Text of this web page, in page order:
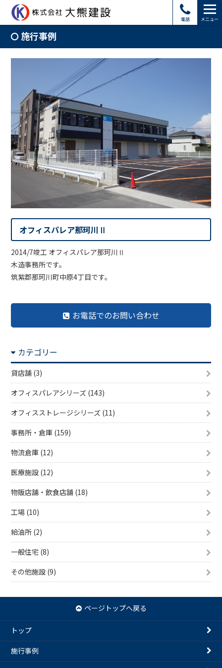
電話 メニュー
施行事例
オフィスパレア那珂川Ⅱ
2014/7竣工 オフィスパレア那珂川Ⅱ
木造事務所です。
筑紫郡那珂川町中原4丁目です。
お電話でのお問い合わせ
カテゴリー
貸店舗 (3)
オフィスパレアシリーズ (143)
オフィスストレージシリーズ (11)
事務所・倉庫 (159)
物流倉庫 (12)
医療施設 (12)
物販店舗・飲食店舗 (18)
工場 (10)
給油所 (2)
一般住宅 (8)
その他施設 (9)
ページトップへ戻る
トップ
施行事例